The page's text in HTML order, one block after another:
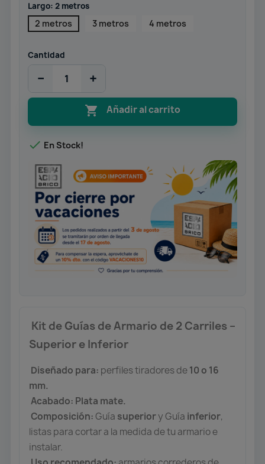
Largo: 2 metros
2 metros 3 metros 4 metros
Cantidad
− +
 Añadir al carrito
 En Stock!
Kit de Guías de Armario de 2 Carriles –
Superior e Inferior
Diseñado para: perfiles tiradores de10 o 16
mm.
Acabado: Plata mate.
Composición: Guía superiory Guía inferior,
listas para cortar a la medida de tu armario e
instalar.